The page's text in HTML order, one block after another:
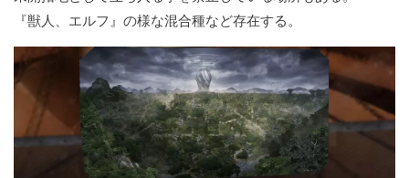
『獣人、エルフ』の様な混合種など存在する。